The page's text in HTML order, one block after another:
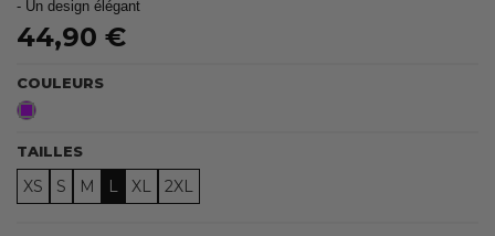
- Un design élégant
44,90 €
COULEURS
Violet
TAILLES
XS S M L XL 2XL